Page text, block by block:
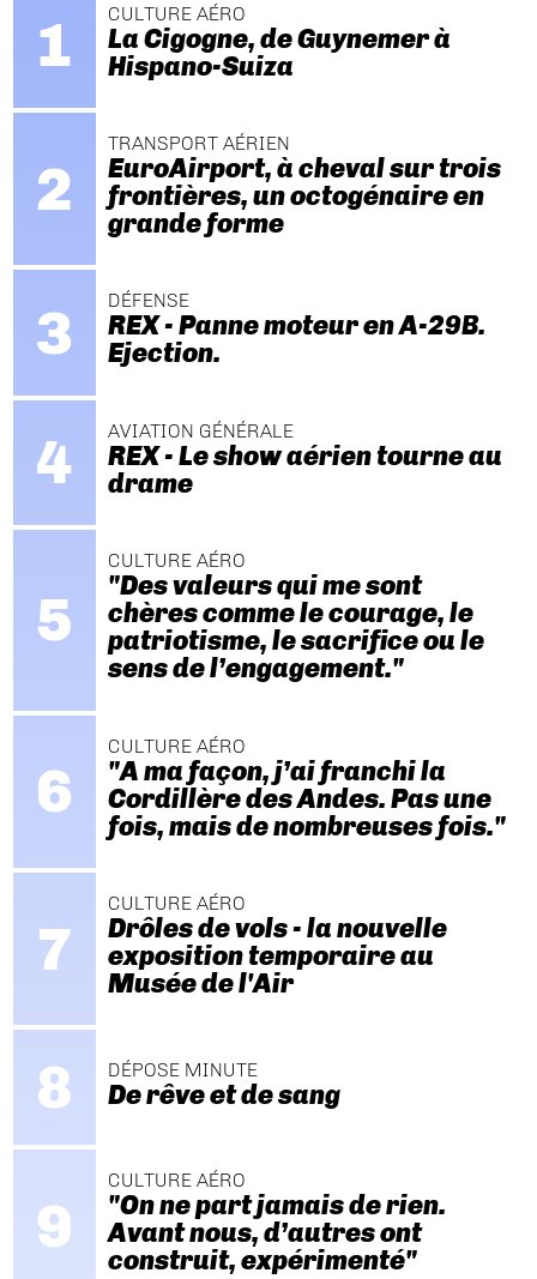
CULTURE AÉRO
La Cigogne, de Guynemer à
Hispano-Suiza
TRANSPORT AÉRIEN
EuroAirport, à cheval sur trois
frontières, un octogénaire en
grande forme
DÉFENSE
REX - Panne moteur en A-29B.
Ejection.
AVIATION GÉNÉRALE
REX - Le show aérien tourne au
drame
CULTURE AÉRO
"Des valeurs qui me sont
chères comme le courage, le
patriotisme, le sacrifice ou le
sens de l’engagement."
CULTURE AÉRO
"A ma façon, j’ai franchi la
Cordillère des Andes. Pas une
fois, mais de nombreuses fois."
CULTURE AÉRO
Drôles de vols - la nouvelle
exposition temporaire au
Musée de l'Air
DÉPOSE MINUTE
De rêve et de sang
CULTURE AÉRO
"On ne part jamais de rien.
Avant nous, d’autres ont
construit, expérimenté"